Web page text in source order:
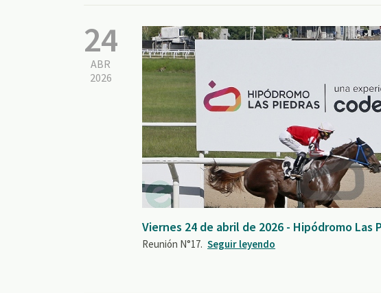
24
ABR
2026
Viernes 24 de abril de 2026 - Hipódromo Las
Reunión N°17. Seguir leyendo